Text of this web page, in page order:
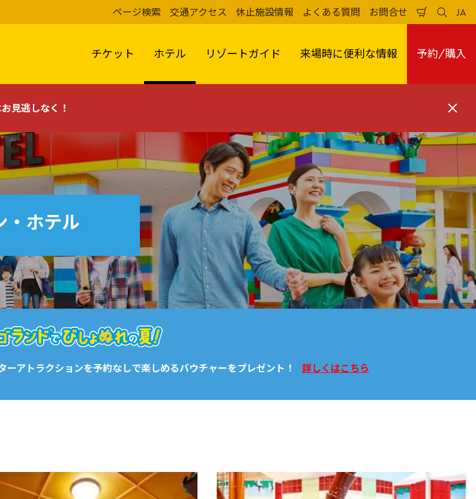
ページ検索 交通アクセス 休止施設情報 よくある質問 お問合せ
い
か
ご
検
索
る
JA
日
本
チケット ホテル リゾートガイド 来場時に便利な情報 予約/購入
見逃しなく！
閉
る
・ホテル
ーアトラクションを予約なしで楽しめるバウチャーをプレゼント！ 詳しくはこちら